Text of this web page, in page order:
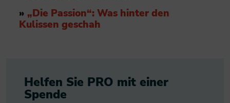
» „Die Passion“: Was hinter den
Kulissen geschah
Helfen Sie PRO mit einer
Spende